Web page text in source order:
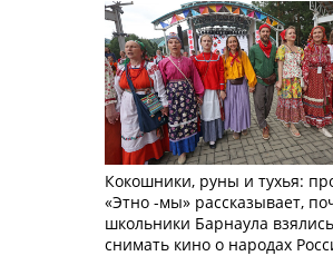
Кокошники, руны и тухья:
«Этно -мы» рассказывает,
школьники Барнаула взялись
снимать кино о народах